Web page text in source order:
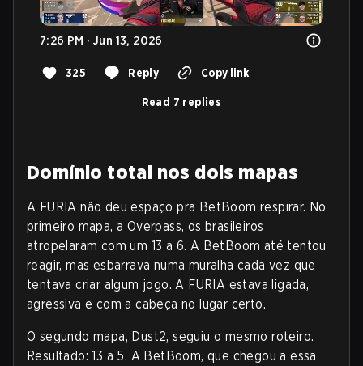
7:26 PM · Jun 13, 2026
325 Reply Copy link
Read 7 replies
Domínio total nos dois mapas
A FURIA não deu espaço pra BetBoom respirar. No
primeiro mapa, a Overpass, os brasileiros
atropelaram com um 13 a 6. A BetBoom até tentou
reagir, mas esbarrava numa muralha cada vez que
tentava criar algum jogo. A FURIA estava ligada,
agressiva e com a cabeça no lugar certo.
O segundo mapa, Dust2, seguiu o mesmo roteiro.
Resultado: 13 a 5. A BetBoom, que chegou a essa